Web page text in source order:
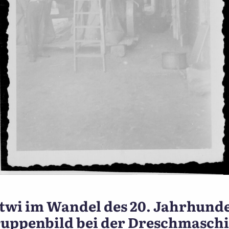
im Wandel
im Wandel des 20.
bei der